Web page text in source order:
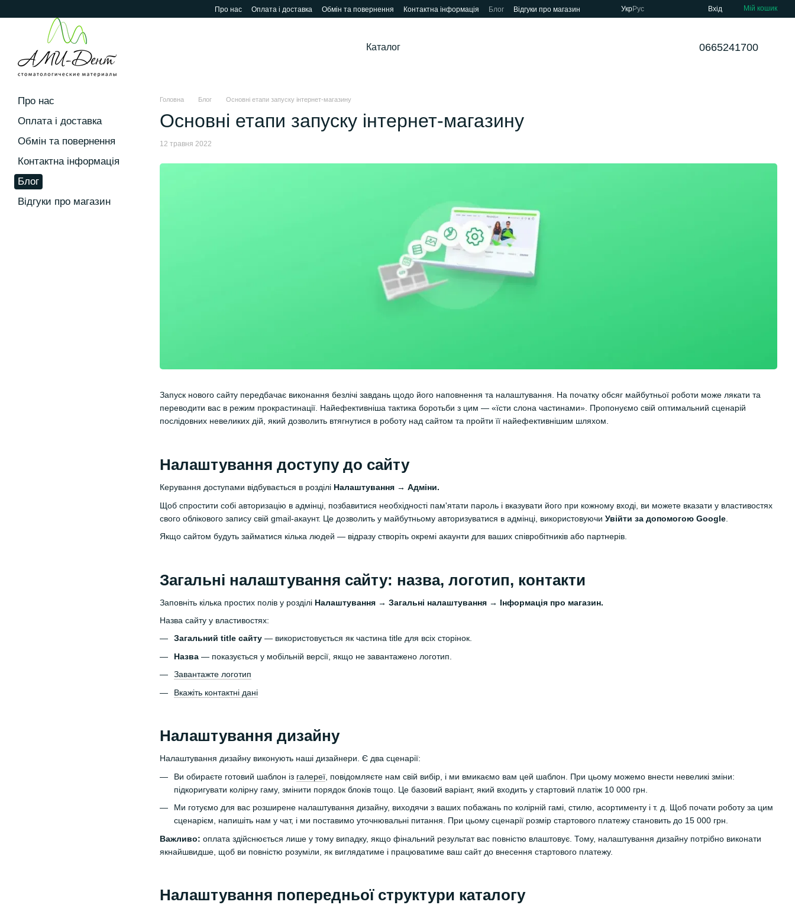
Про нас Оплата і доставка Обмін та повернення Контактна інформація Блог Відгуки про магазин УкрРус Вхід Мій кошик
Каталог 0665241700
Головна Блог Основні етапи запуску інтернет-магазину
Основні етапи запуску інтернет-магазину
12 травня 2022
Запуск нового сайту передбачає виконання безлічі завдань щодо його наповнення та налаштування. На початку обсяг майбутньої роботи може лякати та
переводити вас в режим прокрастинації. Найефективніша тактика боротьби з цим — «їсти слона частинами». Пропонуємо свій оптимальний сценарій
послідовних невеликих дій, який дозволить втягнутися в роботу над сайтом та пройти її найефективнішим шляхом.
Налаштування доступу до сайту
Керування доступами відбувається в розділі Налаштування → Адміни.
Щоб спростити собі авторизацію в адмінці, позбавитися необхідності пам'ятати пароль і вказувати його при кожному вході, ви можете вказати у властивостях
свого облікового запису свій gmail-акаунт. Це дозволить у майбутньому авторизуватися в адмінці, використовуючи Увійти за допомогою Google
Якщо сайтом будуть займатися кілька людей — відразу створіть окремі акаунти для ваших співробітників або партнерів.
Загальні налаштування сайту: назва, логотип, контакти
Заповніть кілька простих полів у розділі Налаштування → Загальні налаштування → Інформація про магазин.
Назва сайту у властивостях:
Загальний title сайту — використовується як частина title для всіх сторінок.
Назва — показується у мобільній версії, якщо не завантажено логотип.
Завантажте логотип
Вкажіть контактні дані
Налаштування дизайну
Налаштування дизайну виконують наші дизайнери. Є два сценарії:
Ви обираєте готовий шаблон із галереї , повідомляєте нам свій вибір, і ми вмикаємо вам цей шаблон. При цьому можемо внести невеликі зміни:
підкоригувати колірну гаму, змінити порядок блоків тощо. Це базовий варіант, який входить у стартовий платіж 10 000 грн.
Ми готуємо для вас розширене налаштування дизайну, виходячи з ваших побажань по колірній гамі, стилю, асортименту і т. д. Щоб почати роботу за цим
сценарієм, напишіть нам у чат, і ми поставимо уточнювальні питання. При цьому сценарії розмір стартового платежу становить до 15 000 грн.
Важливо: оплата здійснюється лише у тому випадку, якщо фінальний результат вас повністю влаштовує. Тому, налаштування дизайну потрібно виконати
якнайшвидше, щоб ви повністю розуміли, як виглядатиме і працюватиме ваш сайт до внесення стартового платежу.
Налаштування попередньої структури каталогу
Про нас
Оплата і доставка
Обмін та повернення
Контактна інформація
Блог
Відгуки про магазин